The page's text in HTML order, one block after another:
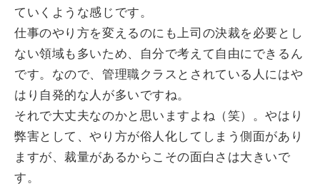
ていくような感じです。
仕事のやり方を変えるのにも上司の決裁を必要とし
ない領域も多いため、自分で考えて自由にできるん
です。なので、管理職クラスとされている人にはや
はり自発的な人が多いですね。
それで大丈夫なのかと思いますよね（笑）。やはり
弊害として、やり方が俗人化してしまう側面があり
ますが、裁量があるからこその面白さは大きいで
す。